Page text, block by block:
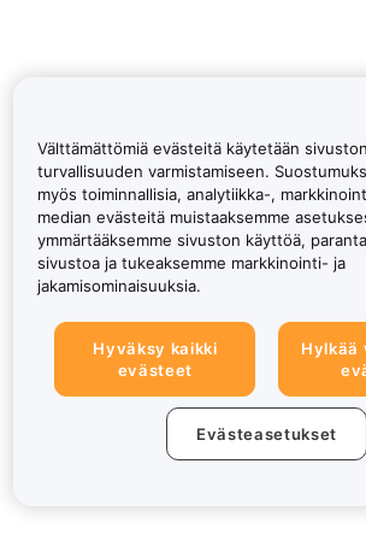
Välttämättömiä evästeitä käytetään
turvallisuuden varmistamiseen.
myös toiminnallisia, analytiikka-,
median evästeitä muistaaksemme
ymmärtääksemme sivuston käyttöä,
sivustoa ja tukeaksemme markkinointi- ja
jakamisominaisuuksia.
Hyväksy kaikki
evästeet
Hylkää
Evästeasetukset